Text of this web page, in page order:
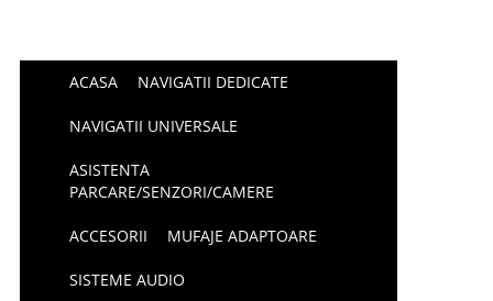
ACASA NAVIGATII DEDICATE
NAVIGATII UNIVERSALE
ASISTENTA
PARCARE/SENZORI/CAMERE
ACCESORII MUFAJE ADAPTOARE
SISTEME AUDIO